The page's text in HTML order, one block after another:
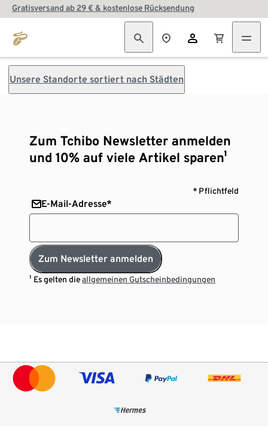
Gratisversand ab 29 € & kostenlose Rücksendung
Unsere Standorte sortiert nach Städten
Zum Tchibo Newsletter anmelden
und 10% auf viele Artikel sparen¹
* Pflichtfeld
E-Mail-Adresse*
Zum Newsletter anmelden
¹ Es gelten dieallgemeinen Gutscheinbedingungen